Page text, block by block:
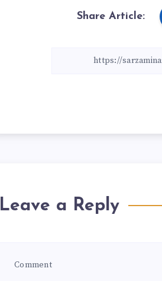
Share Article:
Leave a Reply